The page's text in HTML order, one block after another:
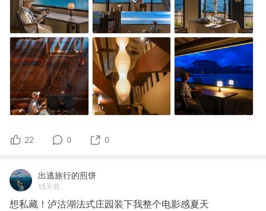
22 0 0
出逃旅行的煎饼
15天前
想私藏！泸沽湖法式庄园装下我整个电影感夏天